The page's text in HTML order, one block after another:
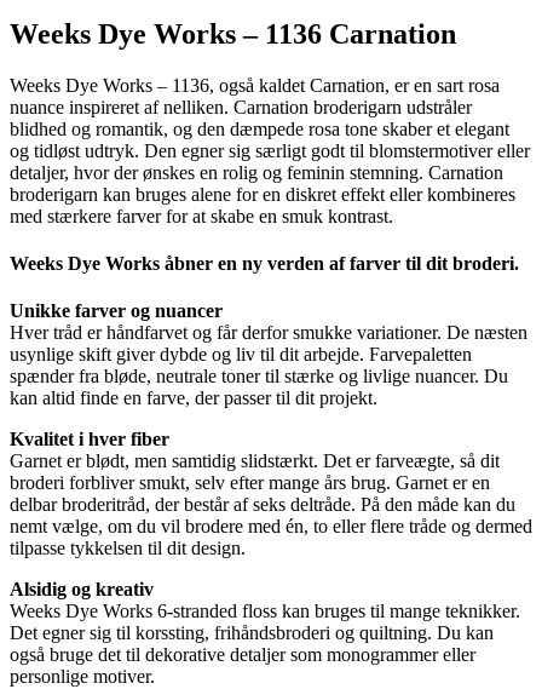
Weeks Dye Works – 1136 Carnation
Weeks Dye Works – 1136, også kaldet Carnation, er en sart rosa
nuance inspireret af nelliken. Carnation broderigarn udstråler
blidhed og romantik, og den dæmpede rosa tone skaber et elegant
og tidløst udtryk. Den egner sig særligt godt til blomstermotiver eller
detaljer, hvor der ønskes en rolig og feminin stemning. Carnation
broderigarn kan bruges alene for en diskret effekt eller kombineres
med stærkere farver for at skabe en smuk kontrast.
Weeks Dye Works åbner en ny verden af farver til dit broderi.
Unikke farver og nuancer
Hver tråd er håndfarvet og får derfor smukke variationer. De næsten
usynlige skift giver dybde og liv til dit arbejde. Farvepaletten
spænder fra bløde, neutrale toner til stærke og livlige nuancer. Du
kan altid finde en farve, der passer til dit projekt.
Kvalitet i hver fiber
Garnet er blødt, men samtidig slidstærkt. Det er farveægte, så dit
broderi forbliver smukt, selv efter mange års brug. Garnet er en
delbar broderitråd, der består af seks deltråde. På den måde kan du
nemt vælge, om du vil brodere med én, to eller flere tråde og dermed
tilpasse tykkelsen til dit design.
Alsidig og kreativ
Weeks Dye Works 6-stranded floss kan bruges til mange teknikker.
Det egner sig til korssting, frihåndsbroderi og quiltning. Du kan
også bruge det til dekorative detaljer som monogrammer eller
personlige motiver.